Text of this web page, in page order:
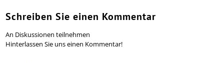
Schreiben Sie einen Kommentar
An Diskussionen teilnehmen
Hinterlassen Sie uns einen Kommentar!